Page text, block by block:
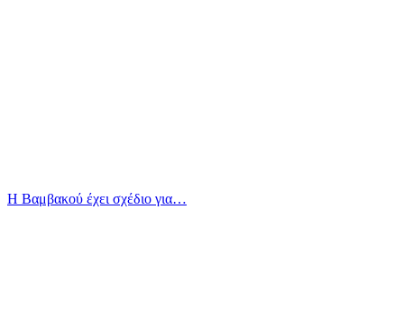
Η Βαμβακού έχει σχέδιο για…